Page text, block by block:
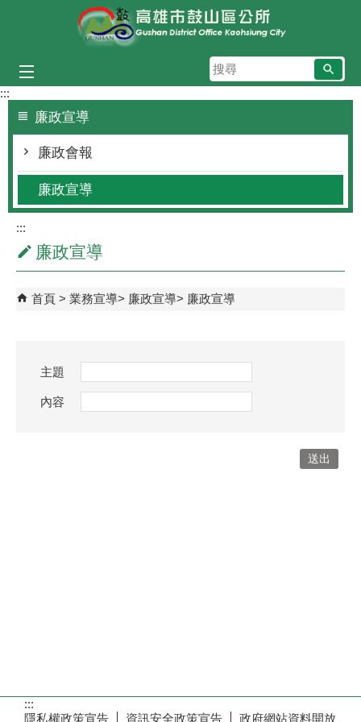
跳到主要內容區塊
搜
尋
:::
廉政宣導
廉政會報
廉政宣導
:::
廉政宣導
首頁 業務宣導 廉政宣導 廉政宣導
主題
內容
:::
隱私權政策宣告
資訊安全政策宣告 政府網站資料開放